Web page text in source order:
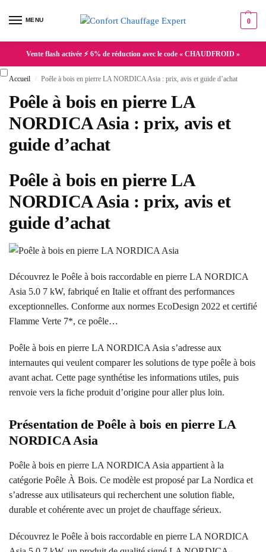
MENU 0
Vente flash activée ⚡ 6% de réduction avec le code « CHAUDFROID »
Accueil / Poêle à bois en pierre LA NORDICA Asia : prix, avis et guide d’achat
Poêle à bois en pierre LA
NORDICA Asia : prix, avis et
guide d’achat
Poêle à bois en pierre LA
NORDICA Asia : prix, avis et
guide d’achat
Découvrez le Poêle à bois raccordable en pierre LA NORDICA
Asia 5.0 7 kW, fabriqué en Italie et offrant des performances
exceptionnelles. Conforme aux normes EcoDesign 2022 et certifié
Flamme Verte 7*, ce poêle…
Poêle à bois en pierre LA NORDICA Asia s’adresse aux
internautes qui veulent comparer les solutions de type poêle à bois
avant achat. Cette page synthétise les informations utiles, puis
renvoie vers la fiche produit d’origine pour aller plus loin.
Présentation de Poêle à bois en pierre LA
NORDICA Asia
Poêle à bois en pierre LA NORDICA Asia appartient à la
catégorie Poêle À Bois. Ce modèle est proposé par La Nordica et
s’adresse aux utilisateurs qui recherchent une solution fiable,
durable et cohérente avec un projet de chauffage sérieux.
Découvrez le Poêle à bois raccordable en pierre LA NORDICA